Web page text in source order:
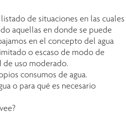
de situaciones en las cuales
aquellas en donde se puede
en el concepto del agua
o escaso de modo de
de uso moderado.
consumos de agua.
o para qué es necesario